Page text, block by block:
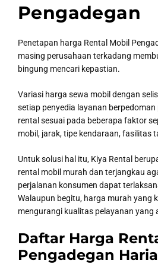
Pengadegan
Penetapan harga Rental Mobil
masing perusahaan terkadang
bingung mencari kepastian.
Variasi harga sewa mobil dengan
setiap penyedia layanan
rental sesuai pada beberapa faktor
mobil, jarak, tipe kendaraan, fasilitas
Untuk solusi hal itu, Kiya Rental
rental mobil murah dan terjangkau
perjalanan konsumen dapat
Walaupun begitu, harga murah yang
mengurangi kualitas pelayanan yang
Daftar Harga
Pengadegan